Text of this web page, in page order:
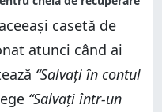
casetă de
atunci când ai
“Salvați în contul
“Salvați într-un